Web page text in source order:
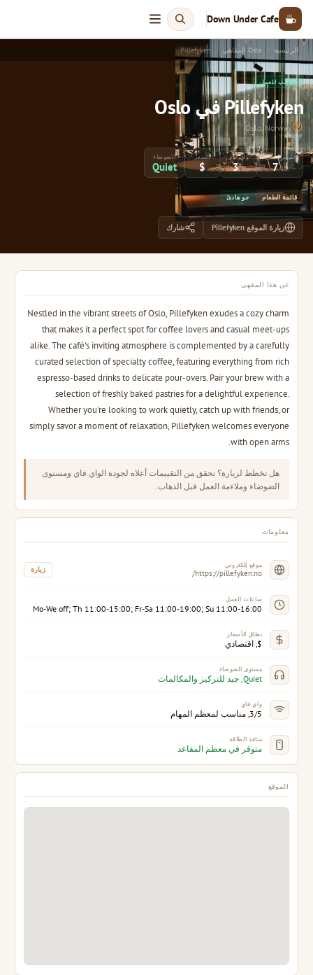
Down Under Cafe
الرئيسية Oslo المقاهي Pillefyken
مناسب للعمل
Pillefyken في Oslo
Oslo, Norway
تقييم العمل
7/10
واي فاي
3/5
السعر
$
الضوضاء
Quiet
قائمة الطعام جو هادئ
زيارة الموقع Pillefyken شارك
عن هذا المقهى
Nestled in the vibrant streets of Oslo, Pillefyken exudes a cozy charm
that makes it a perfect spot for coffee lovers and casual meet-ups
alike. The café's inviting atmosphere is complemented by a carefully
curated selection of specialty coffee, featuring everything from rich
espresso-based drinks to delicate pour-overs. Pair your brew with a
selection of freshly baked pastries for a delightful experience.
Whether you're looking to work quietly, catch up with friends, or
simply savor a moment of relaxation, Pillefyken welcomes everyone
with open arms.
هل تخطط لزيارة؟ تحقق من التقييمات أعلاه لجودة الواي فاي ومستوى
الضوضاء وملاءمة العمل قبل الذهاب.
معلومات
موقع إلكتروني
https://pillefyken.no/ زيارة
ساعات العمل
Mo-We off; Th 11:00-15:00; Fr-Sa 11:00-19:00; Su 11:00-16:00
نطاق الأسعار
$, اقتصادي
مستوى الضوضاء
Quiet, جيد للتركيز والمكالمات
واي فاي
3/5, مناسب لمعظم المهام
منافذ الطاقة
متوفر في معظم المقاعد
الموقع